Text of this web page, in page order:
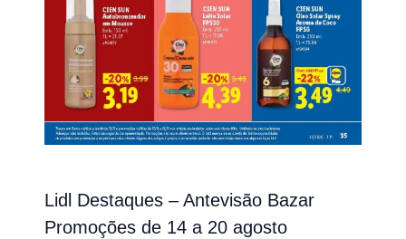
Lidl Destaques – Antevisão Bazar
Promoções de 14 a 20 agosto